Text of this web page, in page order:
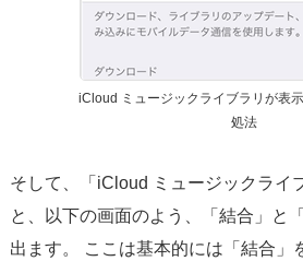
iCloud ミュージックライブラリが表
処法
そして、「iCloud ミュージックライ
と、以下の画面のよう、「結合」と
出ます。 ここは基本的には「結合」